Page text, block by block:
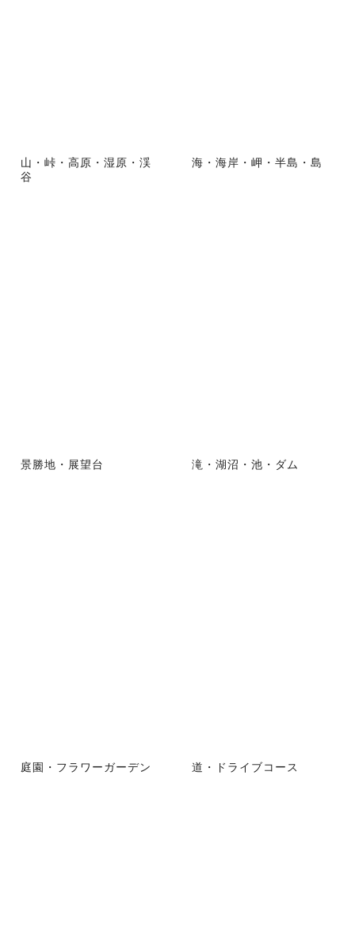
山・峠・高原・湿原・渓
谷
海・海岸・岬・半島・島
景勝地・展望台 滝・湖沼・池・ダム
庭園・フラワーガーデン 道・ドライブコース